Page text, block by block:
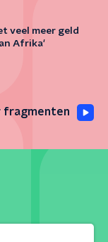
veel meer geld
Afrika'
fragmenten